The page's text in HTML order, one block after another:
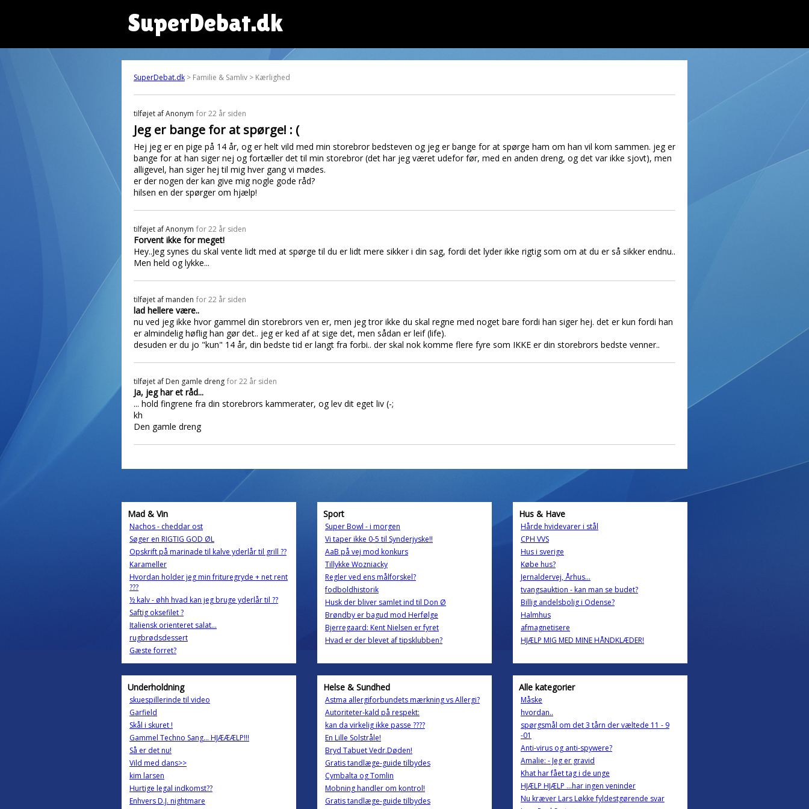
SuperDebat.dk
SuperDebat.dk > Familie & Samliv > Kærlighed
tilføjet afAnonym for 22 år siden
Jeg er bange for at spørge! : (
Hej jeg er en pige på 14 år, og er helt vild med min storebror bedsteven og jeg er bange for at spørge ham om han vil kom sammen. jeg er
bange for at han siger nej og fortæller det til min storebror (det har jeg været udefor før, med en anden dreng, og det var ikke sjovt), men
alligevel, han siger hej til mig hver gang vi mødes.
er der nogen der kan give mig nogle gode råd?
hilsen en der spørger om hjælp!
tilføjet afAnonym for 22 år siden
Forvent ikke for meget!
Hey..Jeg synes du skal vente lidt med at spørge til du er lidt mere sikker i din sag, fordi det lyder ikke rigtig som om at du er så sikker endnu..
Men held og lykke...
tilføjet af manden for 22 år siden
lad hellere være..
nu ved jeg ikke hvor gammel din storebrors ven er, men jeg tror ikke du skal regne med noget bare fordi han siger hej. det er kun fordi han
er almindelig høflig han gør det.. jeg er ked af at sige det, men sådan er leif (life).
desuden er du jo "kun" 14 år, din bedste tid er langt fra forbi.. der skal nok komme flere fyre som IKKE er din storebrors bedste venner..
tilføjet af Den gamle dreng for 22 år siden
Ja, jeg har et råd...
... hold fingrene fra din storebrors kammerater, og lev dit eget liv (-;
kh
Den gamle dreng
Mad & Vin
Nachos - cheddar ost
Søger en RIGTIG GOD ØL
Opskrift på marinade til kalve yderlår til grill ??
Karameller
Hvordan holder jeg min frituregryde + net rent
???
½ kalv - øhh hvad kan jeg bruge yderlår til ??
Saftig oksefilet ?
Italiensk orienteret salat...
rugbrødsdessert
Gæste forret?
Sport
Super Bowl - i morgen
Vi taper ikke 0-5 til Synderjyske!!
AaB på vej mod konkurs
Tillykke Wozniacky
Regler ved ens målforskel?
fodboldhistorik
Husk der bliver samlet ind til Don Ø
Brøndby er bagud mod Herfølge
Bjerregaard: Kent Nielsen er fyret
Hvad er der blevet af tipsklubben?
Hus & Have
Hårde hvidevarer i stål
CPH VVS
Hus i sverige
Købe hus?
Jernaldervej, Århus...
tvangsauktion - kan man se budet?
Billig andelsbolig i Odense?
Halmhus
afmagnetisere
HJÆLP MIG MED MINE HÅNDKLÆDER!
Underholdning
skuespillerinde til video
Garfield
Skål i skuret !
Gammel Techno Sang... HJÆÆÆLP!!!
Så er det nu!
Vild med dans>>
kim larsen
Hurtige legal indkomst??
Enhvers D.J. nightmare
Helse & Sundhed
Astma allergiforbundets mærkning vs Allergi?
Autoriteter-kald på respekt:
kan da virkelig ikke passe ????
En Lille Solstråle!
Bryd Tabuet Vedr.Døden!
Gratis tandlæge-guide tilbydes
Cymbalta og Tomlin
Mobning handler om kontrol!
Gratis tandlæge-guide tilbydes
Alle kategorier
Måske
hvordan..
spørgsmål om det 3 tårn der væltede 11 - 9
-01
Anti-virus og anti-spywere?
Amalie: - Jeg er gravid
Khat har fået tag i de unge
HJÆLP HJÆLP ...har ingen veninder
Nu kræver Lars Løkke fyldestgørende svar